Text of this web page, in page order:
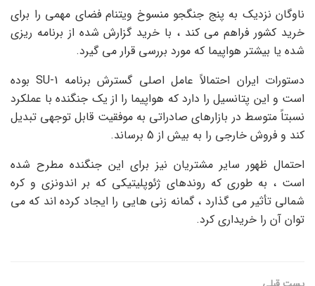
ناوگان نزدیک به پنج جنگجو منسوخ ویتنام فضای مهمی را برای
خرید کشور فراهم می کند ، با خرید گزارش شده از برنامه ریزی
شده یا بیشتر هواپیما که مورد بررسی قرار می گیرد.
دستورات ایران احتمالاً عامل اصلی گسترش برنامه SU-1 بوده
است و این پتانسیل را دارد که هواپیما را از یک جنگنده با عملکرد
نسبتاً متوسط ​​در بازارهای صادراتی به موفقیت قابل توجهی تبدیل
کند و فروش خارجی را به بیش از 5 برساند.
احتمال ظهور سایر مشتریان نیز برای این جنگنده مطرح شده
است ، به طوری که روندهای ژئوپلیتیکی که بر اندونزی و کره
شمالی تأثیر می گذارد ، گمانه زنی هایی را ایجاد کرده اند که می
توان آن را خریداری کرد.